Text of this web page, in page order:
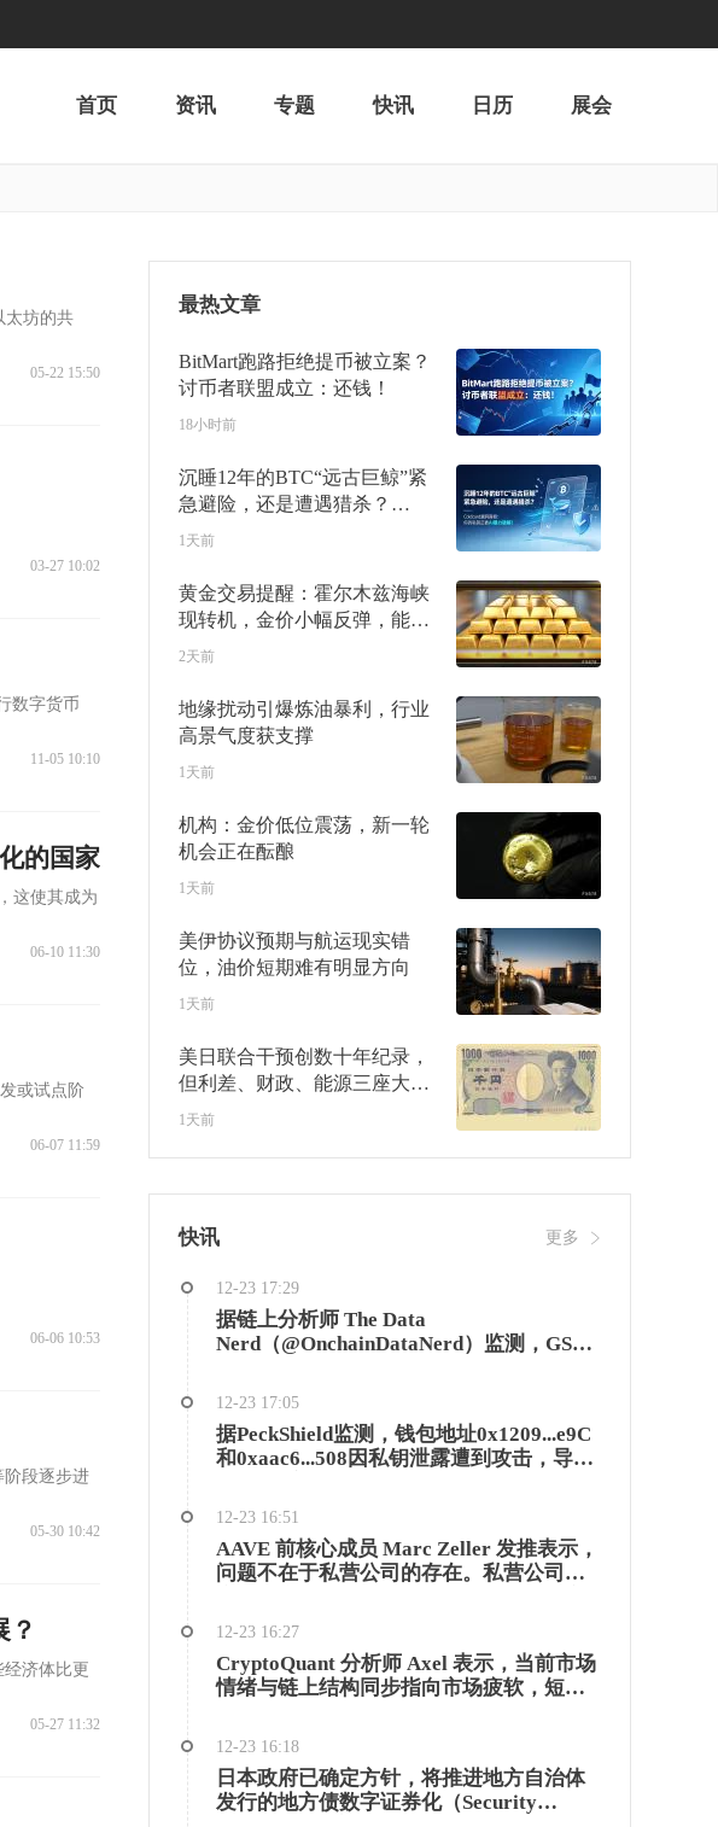
首页 资讯 专题 快讯 日历 展会
太坊的共
05-22 15:50
03-27 10:02
数字货币
11-05 10:10
的国家
这使其成为
06-10 11:30
或试点阶
06-07 11:59
06-06 10:53
阶段逐步进
05-30 10:42
？
济体比更
05-27 11:32
最热文章
BitMart跑路拒绝提币被立案？
讨币者联盟成立：还钱！
18小时前
沉睡12年的BTC“远古巨鲸”紧
急避险，还是遭遇猎杀？
Coldcard漏洞真相：你的私钥
1天前
黄金交易提醒：霍尔木兹海峡
现转机，金价小幅反弹，能否
借就业数据再上新台阶？
2天前
地缘扰动引爆炼油暴利，行业
高景气度获支撑
1天前
机构：金价低位震荡，新一轮
机会正在酝酿
1天前
美伊协议预期与航运现实错
位，油价短期难有明显方向
1天前
美日联合干预创数十年纪录，
但利差、财政、能源三座大山
还在，日元能撑多久？
1天前
快讯 更多
12-23 17:29
据链上分析师 The Data
Nerd（@OnchainDataNerd）监测，GSR
枚ETH，价值约1320万美元，其中包括最
近一笔2000枚ETH（约593万美元）的转
账。
12-23 17:05
据PeckShield监测，钱包地址0x1209...e9C
和0xaac6...508因私钥泄露遭到攻击，导致
这些USDT兑换成757.6枚ETH，并通过
Tornado Cash进行资金洗白。
12-23 16:51
AAVE 前核心成员 Marc Zeller 发推表示，
问题不在于私营公司的存在。私营公司理
面控制着店面和招牌，而 DAO 生态系统却
负责维持引擎运转时，局面就变得复杂
了。 Marc 称，相当一部分“创始”人才和
最具战略性的开发者现在都在 DAO 生态系
妥善管理风险，并在多个周期中不断扩大
市场份额的重要原因。如果价值从结构上
从 DAO 转移到私营实体，将失去关键人
才，并削弱使 Aave 成功的生态系统。 此
12-23 16:27
CryptoQuant 分析师 Axel 表示，当前市场
情绪与链上结构同步指向市场疲软，短期
期支撑位均已转变为阻力位。
12-23 16:18
日本政府已确定方针，将推进地方自治体
发行的地方债数字证券化（Security